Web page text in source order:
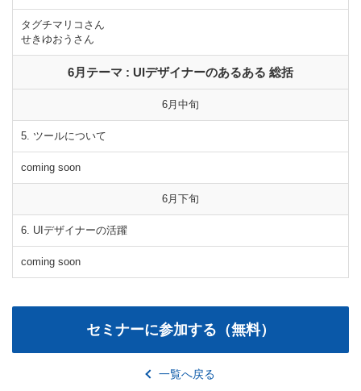
タグチマリコさん
せきゆおうさん
6月テーマ : UIデザイナーのあるある 総括
6月中旬
5. ツールについて
coming soon
6月下旬
6. UIデザイナーの活躍
coming soon
一覧へ戻る